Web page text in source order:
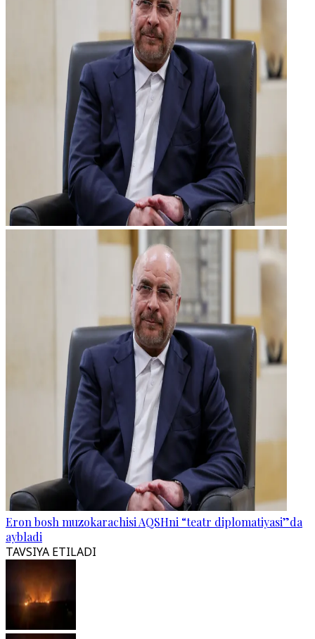
Eron bosh muzokarachisi AQSHni “teatr diplomatiyasi”da
aybladi
TAVSIYA ETILADI